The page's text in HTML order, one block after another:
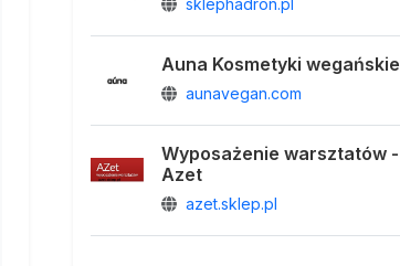
Auna Kosmetyki wegańskie
aunavegan.com
Wyposażenie warsztatów -
Azet
azet.sklep.pl